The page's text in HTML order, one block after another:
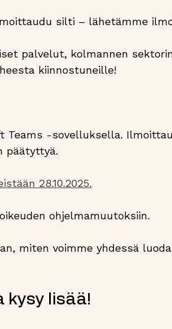
silti – lähetämme
palvelut, kolmannen
kiinnostuneille!
Teams -sovelluksella.
päätyttyä.
28.10.2025.
ohjelmamuutoksiin.
miten voimme yhdessä
kysy lisää!